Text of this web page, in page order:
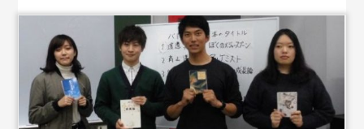
...続きを読む